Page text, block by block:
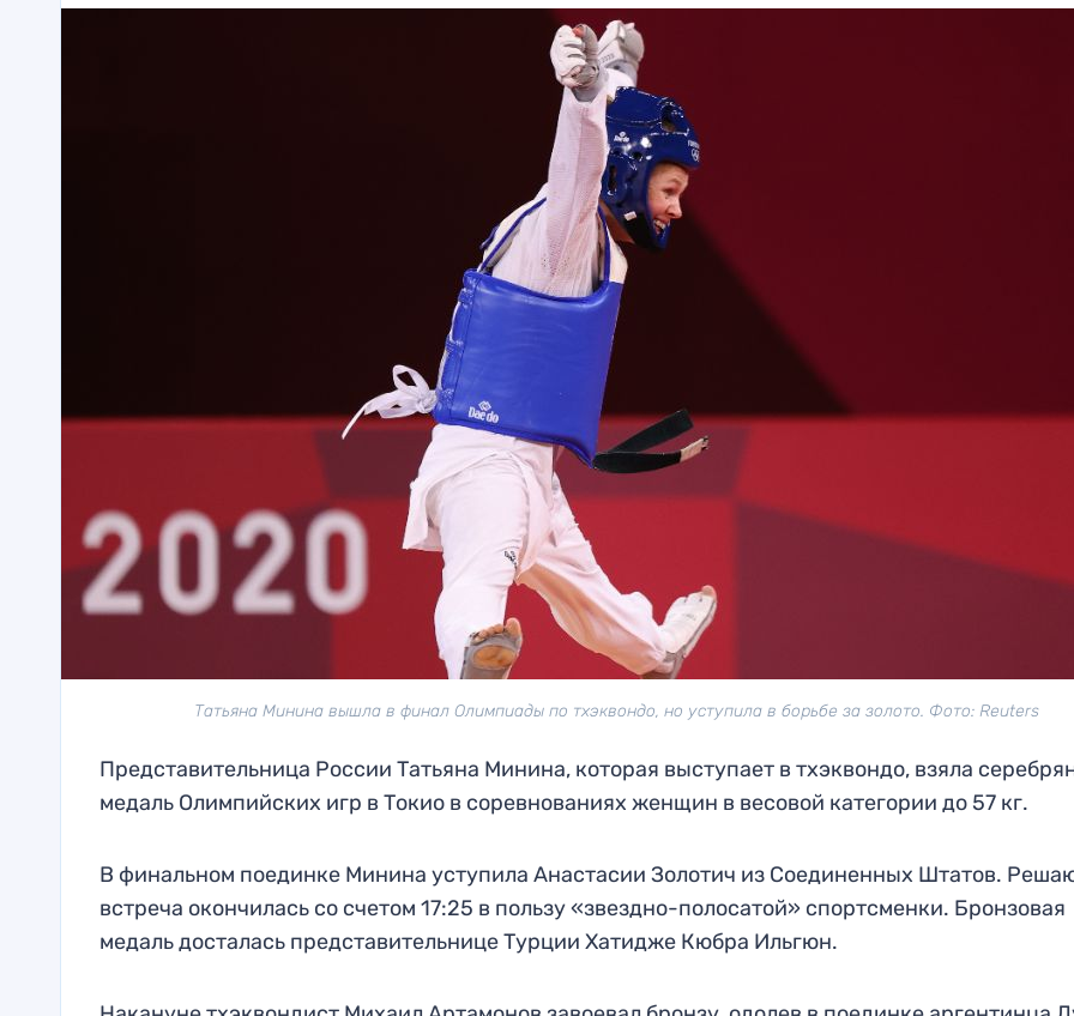
Татьяна Минина вышла в финал Олимпиады по тхэквондо, но уступила в борьбе за золото. Фото: Reuters
Представительница России Татьяна Минина, которая выступает в тхэквондо, взяла
медаль Олимпийских игр в Токио в соревнованиях женщин в весовой категории до 57 кг.
В финальном поединке Минина уступила Анастасии Золотич из Соединенных Штатов.
встреча окончилась со счетом 17:25 в пользу «звездно-полосатой» спортсменки. Бронзовая
медаль досталась представительнице Турции Хатидже Кюбра Ильгюн.